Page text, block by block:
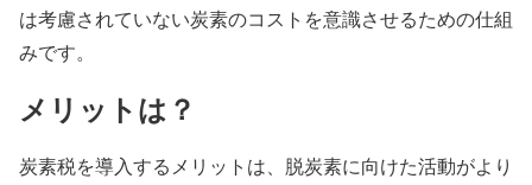
は考慮されていない炭素のコストを意識させるための仕組
みです。
メリットは？
炭素税を導入するメリットは、脱炭素に向けた活動がより